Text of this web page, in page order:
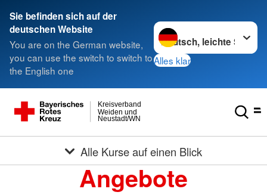
Sie befinden sich auf der
deutschen Website
You are on the German website,
you can use the switch to switch to
the English one
Sprache wechseln zu
Alles klar
Neustadt/WN
Weiden und
Kreisverband
Alle Kurse auf einen Blick
Angebote